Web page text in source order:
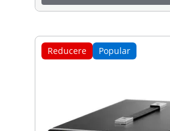
Reducere Popular